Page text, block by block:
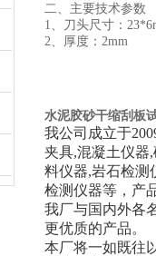
二、主要技术参数
1、刀头尺寸：
2、厚度：2mm
水泥胶砂干缩刮板
我公司成立于
夹具,混凝土仪器
料仪器,岩石检测
检测仪器等，产
我厂与国内外各
更优质的产品。
本厂将一如既往